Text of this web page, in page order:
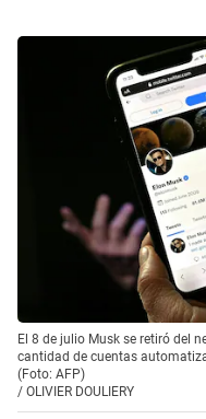
El 8 de julio Musk se retiró del
cantidad de cuentas
(Foto: AFP)
/ OLIVIER DOULIERY